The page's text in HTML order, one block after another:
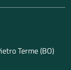
Terme (BO)